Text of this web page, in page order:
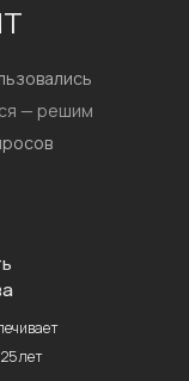
— решим
лет